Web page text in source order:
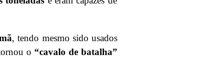
, tendo mesmo sido usados
o “cavalo de batalha”